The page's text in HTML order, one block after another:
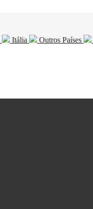
Itália Outros Países